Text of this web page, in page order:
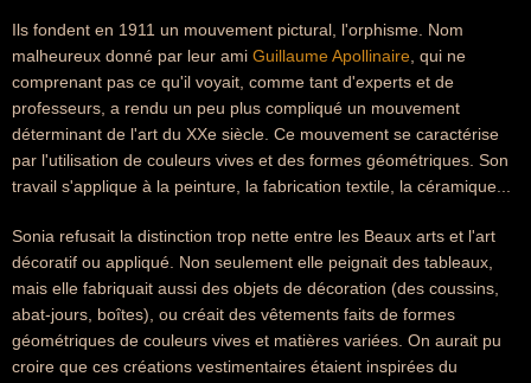
Ils fondent en 1911 un mouvement pictural, l'orphisme. Nom
malheureux donné par leur ami Guillaume Apollinaire , qui ne
comprenant pas ce qu'il voyait, comme tant d'experts et de
professeurs, a rendu un peu plus compliqué un mouvement
déterminant de l'art du XXe siècle. Ce mouvement se caractérise
par l'utilisation de couleurs vives et des formes géométriques. Son
travail s'applique à la peinture, la fabrication textile, la céramique...
Sonia refusait la distinction trop nette entre les Beaux arts et l'art
décoratif ou appliqué. Non seulement elle peignait des tableaux,
mais elle fabriquait aussi des objets de décoration (des coussins,
abat-jours, boîtes), ou créait des vêtements faits de formes
géométriques de couleurs vives et matières variées. On aurait pu
croire que ces créations vestimentaires étaient inspirées du